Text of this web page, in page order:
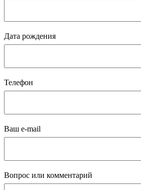
Дата рождения
Телефон
Ваш e-mail
Вопрос или комментарий